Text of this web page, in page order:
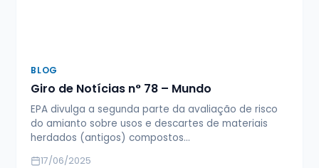
BLOG
Giro de Notícias n° 78 – Mundo
EPA divulga a segunda parte da avaliação de risco
do amianto sobre usos e descartes de materiais
herdados (antigos) compostos…
17/06/2025